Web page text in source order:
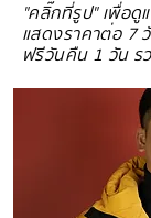
"คลิ๊กที่รูป" เพื่อดู
แสดงราคาต่อ 7
ฟรีวันคืน 1 วัน ร